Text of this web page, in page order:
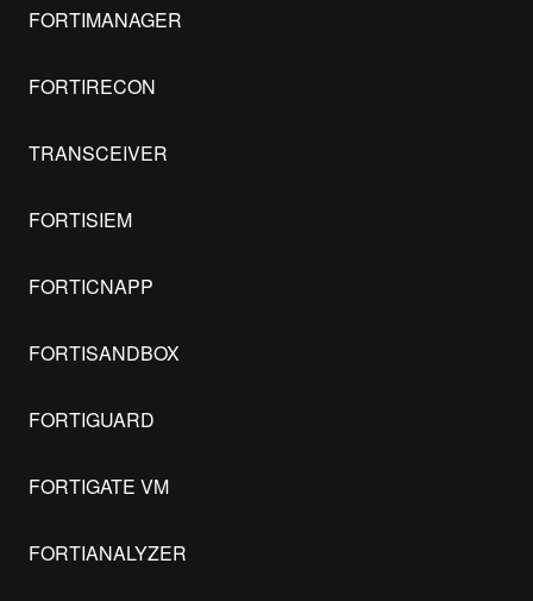
FORTIMANAGER
FORTIRECON
TRANSCEIVER
FORTISIEM
FORTICNAPP
FORTISANDBOX
FORTIGUARD
FORTIGATE VM
FORTIANALYZER